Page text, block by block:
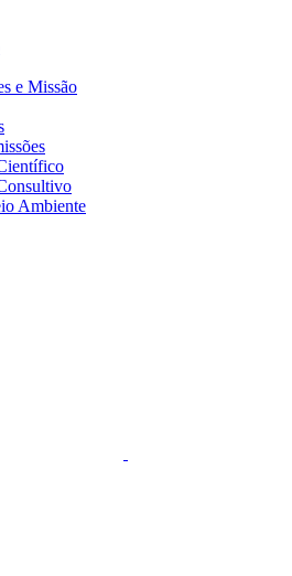
e Missão
Ambiente